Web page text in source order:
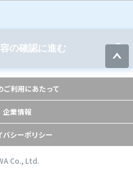
の確認に進む
ご利用にあたって
企業情報
バシーポリシー
Co., Ltd.